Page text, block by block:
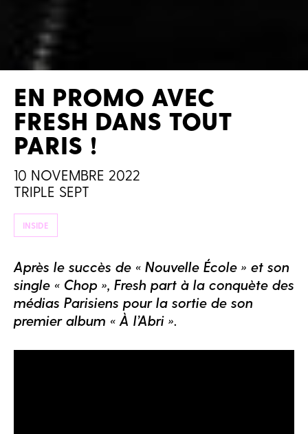
EN PROMO AVEC
FRESH DANS TOUT
PARIS !
10 NOVEMBRE 2022
TRIPLE SEPT
INSIDE
Après le succès de « Nouvelle École » et son
single « Chop », Fresh part à la conquète des
médias Parisiens pour la sortie de son
premier album « À l’Abri ».